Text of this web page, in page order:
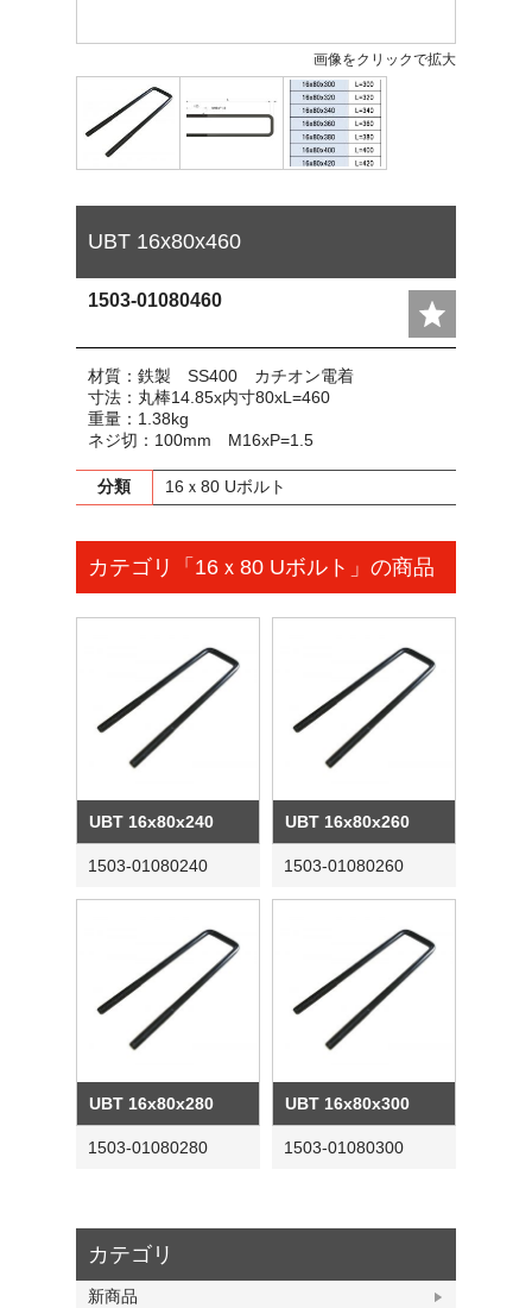
カテゴリ
新商品
画像をクリックで拡大
UBT 16x80x460
1503-01080460
材質：鉄製 SS400 カチオン電着
寸法：丸棒14.85x内寸80xL=460
重量：1.38kg
ネジ切：100mm M16xP=1.5
分類 16ｘ80 Uボルト
カテゴリ「16ｘ80 Uボルト」の商品
UBT 16x80x240
1503-01080240
UBT 16x80x260
1503-01080260
UBT 16x80x280
1503-01080280
UBT 16x80x300
1503-01080300